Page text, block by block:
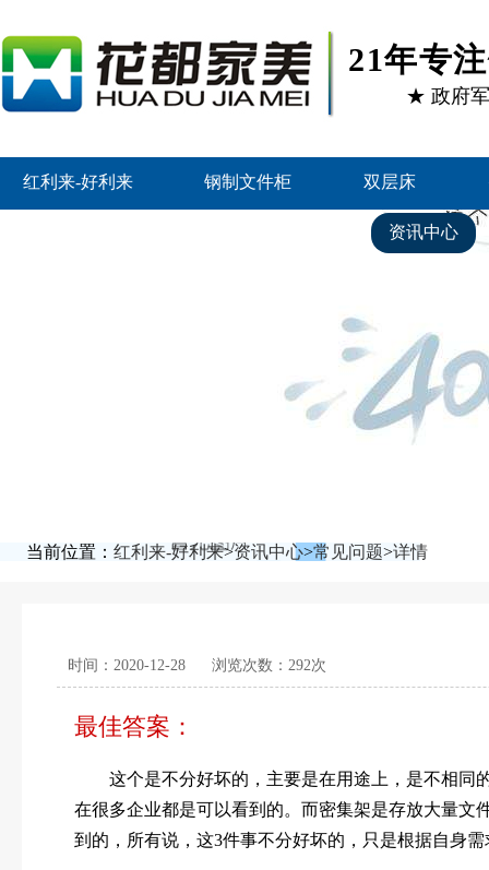
21年专
★ 政府
红利来-好利来 钢制文件柜 双层床
资讯中心
当前位置： 红利来-好利来>资讯中心>常见问题>详情
时间：2020-12-28 浏览次数：292次
最佳答案：
这个是不分好坏的，主要是在用途上，是不相同
在很多企业都是可以看到的。而密集架是存放大量文
到的，所有说，这3件事不分好坏的，只是根据自身